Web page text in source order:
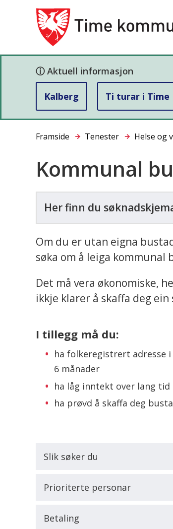
ⓘ Aktuell informasjon
Kalberg Ti turar i Time
Du
er
Framside Tenester Helse og
Kommunal
Her finn du
Om du er utan eigna
søka om å leiga kommunal
Det må vera økonomiske,
ikkje klarer å skaffa deg ein
I tillegg må du:
ha folkeregistrert adresse
6 månader
ha låg inntekt over lang tid
ha prøvd å skaffa deg
Slik søker du
Prioriterte personar
Betaling